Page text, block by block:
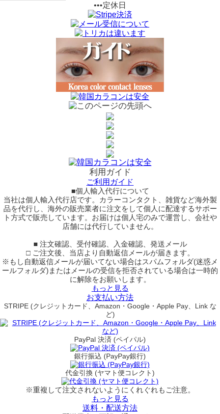
•••定休日
利用ガイド
ご利用ガイド
■個人輸入代行について
当社は個人輸入代行店です。カラーコンタクト、雑貨など海外製
品を代行し、海外の販売業者に注文をして個人に配達するサポー
ト方式で販売しています。お届けは個人宅のみで運営し、会社や
店舗には代行していません。
■ 注文確認、受付確認、入金確認、発送メール
□ ご注文後、当店より自動返信メールが届きます。
※もし自動返信メールが届いてない場合はスパムフォルダ(迷惑メ
ールフォルダ)またはメールの受信を拒否されている場合は一時的
に解除をお願いします。
もっと見る
お支払い方法
STRIPE (クレジットカード、Amazon・Google・Apple Pay、Link な
ど)
PayPal 決済 (ペイパル)
銀行振込 (PayPay銀行)
代金引換 (ヤマト便コレクト)
※重複して注文されないようにくれぐれもご注意。
もっと見る
送料・配送方法